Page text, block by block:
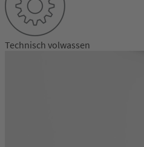
Technisch volwassen